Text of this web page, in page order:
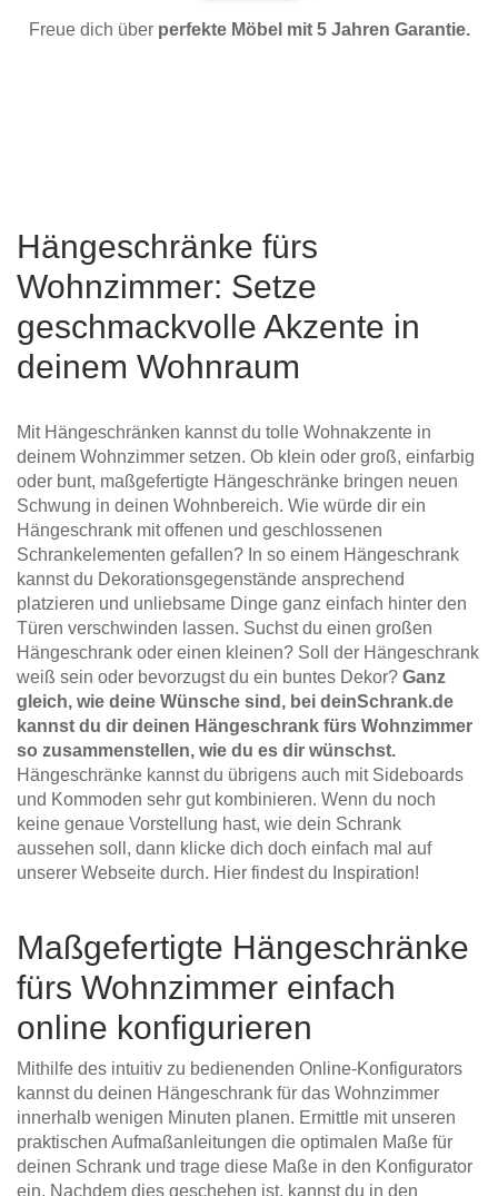
Freue dich über perfekte Möbel mit 5 Jahren Garantie.
Hängeschränke fürs
Wohnzimmer: Setze
geschmackvolle Akzente in
deinem Wohnraum
Mit Hängeschränken kannst du tolle Wohnakzente in
deinem Wohnzimmer setzen. Ob klein oder groß, einfarbig
oder bunt, maßgefertigte Hängeschränke bringen neuen
Schwung in deinen Wohnbereich. Wie würde dir ein
Hängeschrank mit offenen und geschlossenen
Schrankelementen gefallen? In so einem Hängeschrank
kannst du Dekorationsgegenstände ansprechend
platzieren und unliebsame Dinge ganz einfach hinter den
Türen verschwinden lassen. Suchst du einen großen
Hängeschrank oder einen kleinen? Soll der Hängeschrank
weiß sein oder bevorzugst du ein buntes Dekor? Ganz
gleich, wie deine Wünsche sind, bei deinSchrank.de
kannst du dir deinen Hängeschrank fürs Wohnzimmer
so zusammenstellen, wie du es dir wünschst.
Hängeschränke kannst du übrigens auch mit Sideboards
und Kommoden sehr gut kombinieren. Wenn du noch
keine genaue Vorstellung hast, wie dein Schrank
aussehen soll, dann klicke dich doch einfach mal auf
unserer Webseite durch. Hier findest du Inspiration!
Maßgefertigte Hängeschränke
fürs Wohnzimmer einfach
online konfigurieren
Mithilfe des intuitiv zu bedienenden Online-Konfigurators
kannst du deinen Hängeschrank für das Wohnzimmer
innerhalb wenigen Minuten planen. Ermittle mit unseren
praktischen Aufmaßanleitungen die optimalen Maße für
deinen Schrank und trage diese Maße in den Konfigurator
ein. Nachdem dies geschehen ist, kannst du in den